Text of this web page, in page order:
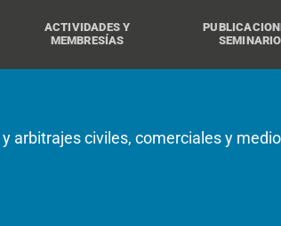
ACTIVIDADES Y
MEMBRESÍAS
arbitrajes civiles, comerciales y